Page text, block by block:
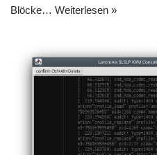
Blöcke… Weiterlesen »